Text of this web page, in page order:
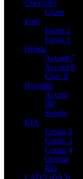
Chevrolet
Cruze
Ford
Focus 2
Focus 3
Honda
Accord 7
Accord 8
Civic 8
Hyundai
Accent
i40
Solaris
KIA
Cerato 2
Cerato 3
Cerato 4
Optima
Rio
LADA (ВАЗ)